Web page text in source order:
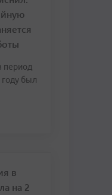
период
был
в
на 2